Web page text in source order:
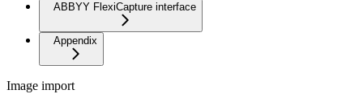
ABBYY FlexiCapture interface
Appendix
Image import